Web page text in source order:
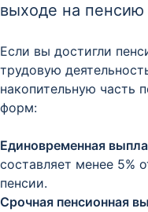
выходе на пенсию
Если вы достигли
трудовую
накопительную часть
форм:
Единовременная
составляет менее 5%
пенсии.​
Срочная пенсионная